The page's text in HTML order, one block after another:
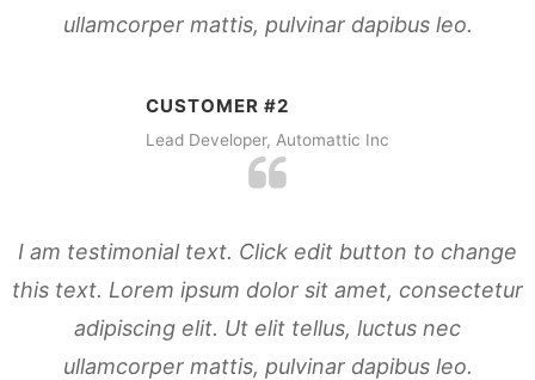
ullamcorper mattis, pulvinar dapibus leo.
CUSTOMER #2
Lead Developer, Automattic Inc
I am testimonial text. Click edit button to change
this text. Lorem ipsum dolor sit amet, consectetur
adipiscing elit. Ut elit tellus, luctus nec
ullamcorper mattis, pulvinar dapibus leo.